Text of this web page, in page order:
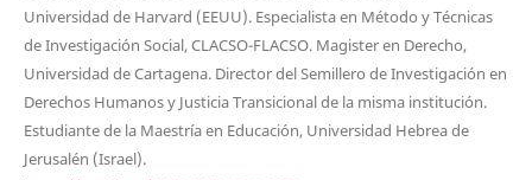
Universidad de Harvard (EEUU). Especialista en Método y Técnicas
de Investigación Social, CLACSO-FLACSO. Magister en Derecho,
Universidad de Cartagena. Director del Semillero de Investigación en
Derechos Humanos y Justicia Transicional de la misma institución.
Estudiante de la Maestría en Educación, Universidad Hebrea de
Jerusalén (Israel).